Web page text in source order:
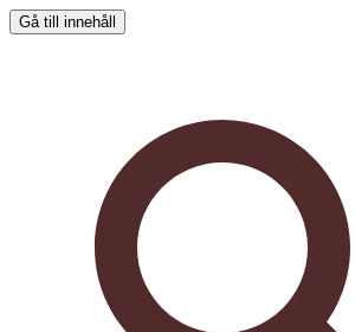
Gå till innehåll